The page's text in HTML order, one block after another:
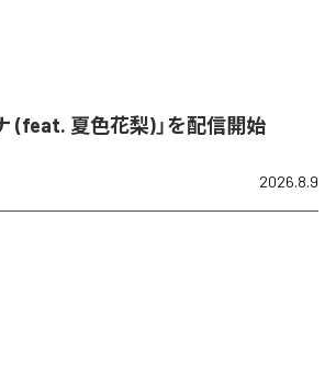
(feat. 夏色花梨)」を配信開始
2026.8.9